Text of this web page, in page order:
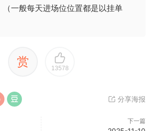
（一般每天进场位位置都是以挂单
赏 13578
分享海报
下一篇